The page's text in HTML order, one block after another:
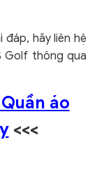
hãy liên hệ
Golf thông qua
áo
<<<